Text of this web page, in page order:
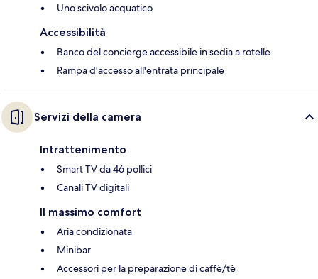
Uno scivolo acquatico
Accessibilità
Banco del concierge accessibile in sedia a rotelle
Rampa d'accesso all'entrata principale
Servizi della camera
Intrattenimento
Smart TV da 46 pollici
Canali TV digitali
Il massimo comfort
Aria condizionata
Minibar
Accessori per la preparazione di caffè/tè